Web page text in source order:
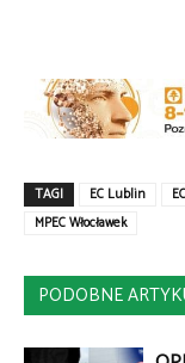
TAGI EC Lublin
MPEC Włocławek
PODOBNE